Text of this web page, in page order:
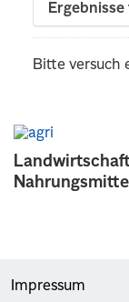
Bitte versuch
Impressum